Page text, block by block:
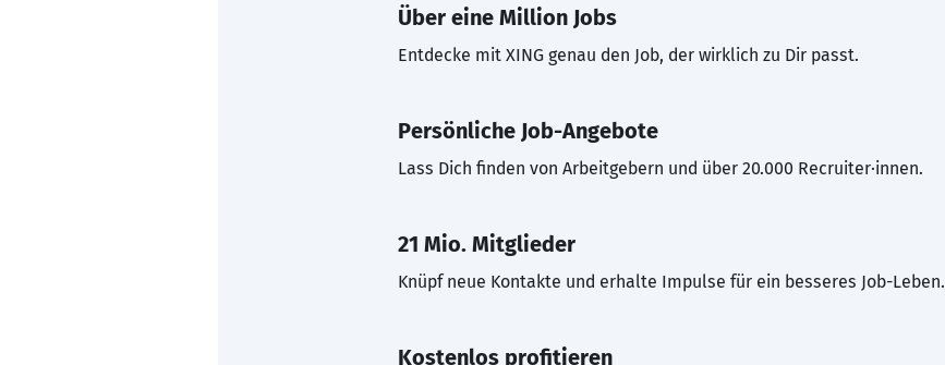
Über eine Million Jobs
Entdecke mit XING genau den Job, der wirklich zu Dir passt.
Persönliche Job-Angebote
Lass Dich finden von Arbeitgebern und über 20.000 Recruiter·innen.
21 Mio. Mitglieder
Knüpf neue Kontakte und erhalte Impulse für ein besseres Job-Leben.
Kostenlos profitieren